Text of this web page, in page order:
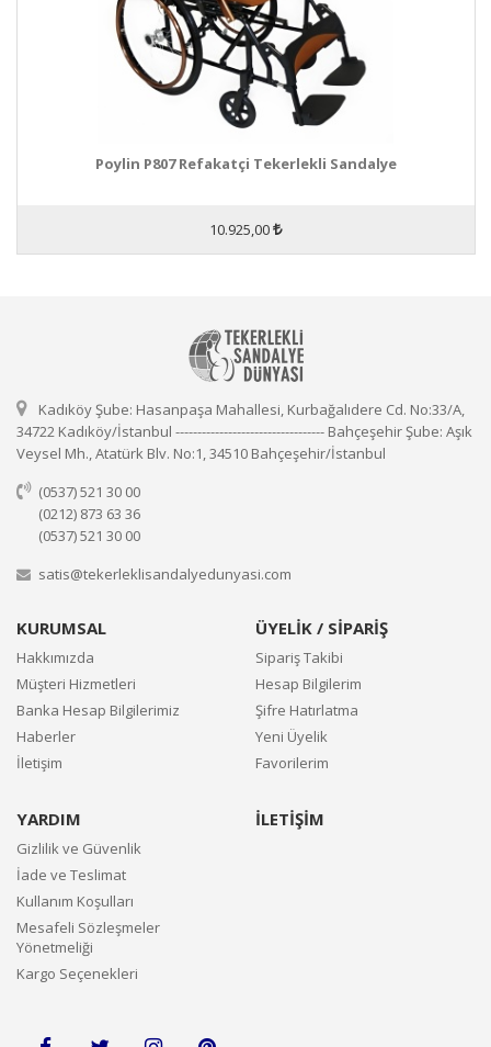
Poylin P807 Refakatçi Tekerlekli Sandalye
10.925,00
Kadıköy Şube: Hasanpaşa Mahallesi, Kurbağalıdere Cd. No:33/A,
34722 Kadıköy/İstanbul ---------------------------------- Bahçeşehir Şube: Aşık
Veysel Mh., Atatürk Blv. No:1, 34510 Bahçeşehir/İstanbul
(0537) 521 30 00
(0212) 873 63 36
(0537) 521 30 00
satis@tekerleklisandalyedunyasi.com
KURUMSAL
Hakkımızda
Müşteri Hizmetleri
Banka Hesap Bilgilerimiz
Haberler
İletişim
ÜYELİK / SİPARİŞ
Sipariş Takibi
Hesap Bilgilerim
Şifre Hatırlatma
Yeni Üyelik
Favorilerim
YARDIM
Gizlilik ve Güvenlik
İade ve Teslimat
Kullanım Koşulları
Mesafeli Sözleşmeler
Yönetmeliği
Kargo Seçenekleri
İLETİŞİM